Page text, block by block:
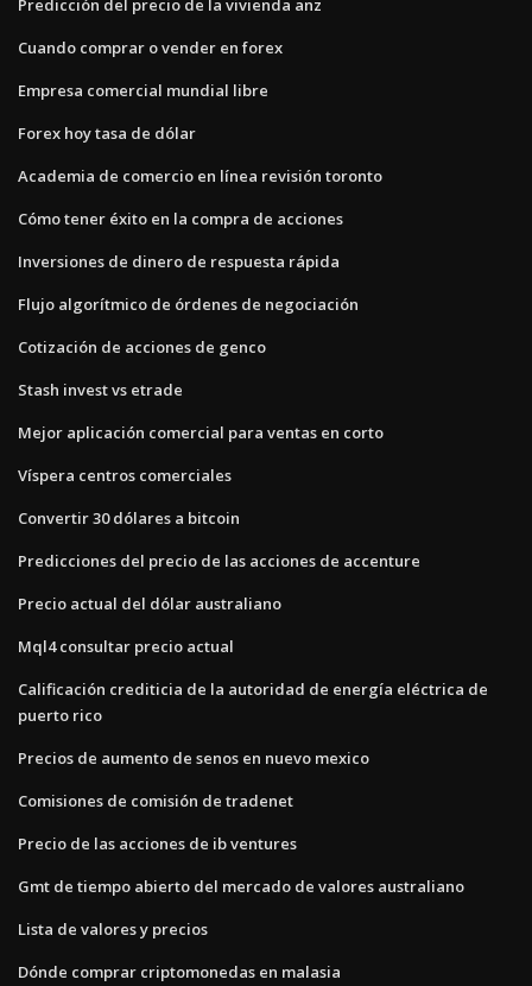
Predicción del precio de la vivienda anz
Cuando comprar o vender en forex
Empresa comercial mundial libre
Forex hoy tasa de dólar
Academia de comercio en línea revisión toronto
Cómo tener éxito en la compra de acciones
Inversiones de dinero de respuesta rápida
Flujo algorítmico de órdenes de negociación
Cotización de acciones de genco
Stash invest vs etrade
Mejor aplicación comercial para ventas en corto
Víspera centros comerciales
Convertir 30 dólares a bitcoin
Predicciones del precio de las acciones de accenture
Precio actual del dólar australiano
Mql4 consultar precio actual
Calificación crediticia de la autoridad de energía eléctrica de
puerto rico
Precios de aumento de senos en nuevo mexico
Comisiones de comisión de tradenet
Precio de las acciones de ib ventures
Gmt de tiempo abierto del mercado de valores australiano
Lista de valores y precios
Dónde comprar criptomonedas en malasia